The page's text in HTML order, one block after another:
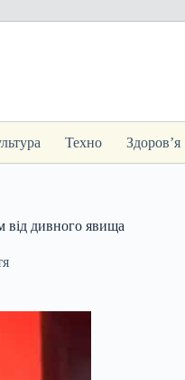
Техно Здоров’я
від дивного явища